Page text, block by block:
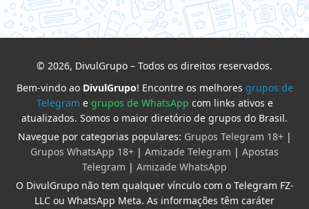
© 2026, DivulGrupo – Todos os direitos reservados.
Bem-vindo ao DivulGrupo! Encontre os melhores grupos de
Telegram e grupos de WhatsApp com links ativos e
atualizados. Somos o maior diretório de grupos do Brasil.
Navegue por categorias populares: Grupos Telegram 18+|
Grupos WhatsApp 18+ | Amizade Telegram | Apostas
Telegram | Amizade WhatsApp
O DivulGrupo não tem qualquer vínculo com o Telegram FZ-
LLC ou WhatsApp Meta. As informações têm caráter